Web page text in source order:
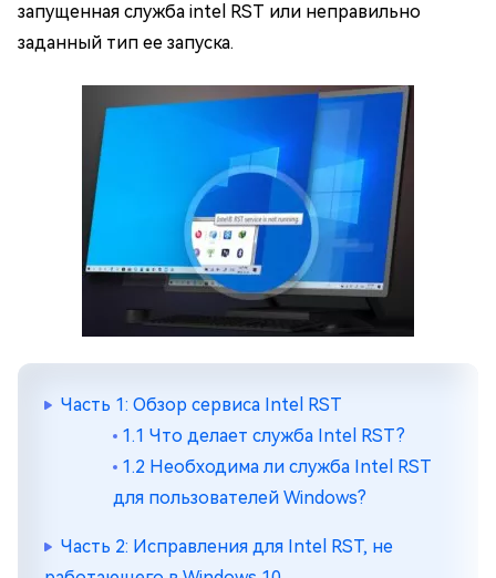
запущенная служба intel RST или неправильно
заданный тип ее запуска.
Часть 1: Обзор сервиса Intel RST
1.1 Что делает служба Intel RST?
1.2 Необходима ли служба Intel RST
для пользователей Windows?
Часть 2: Исправления для Intel RST, не